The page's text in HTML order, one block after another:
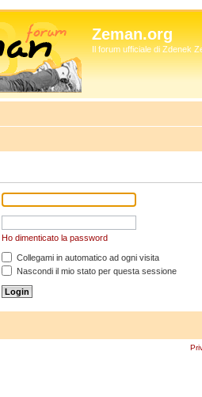
Zeman.org
Il forum ufficiale di Zdenek
Ho dimenticato la password
Collegami in automatico ad ogni visita
Nascondi il mio stato per questa sessione